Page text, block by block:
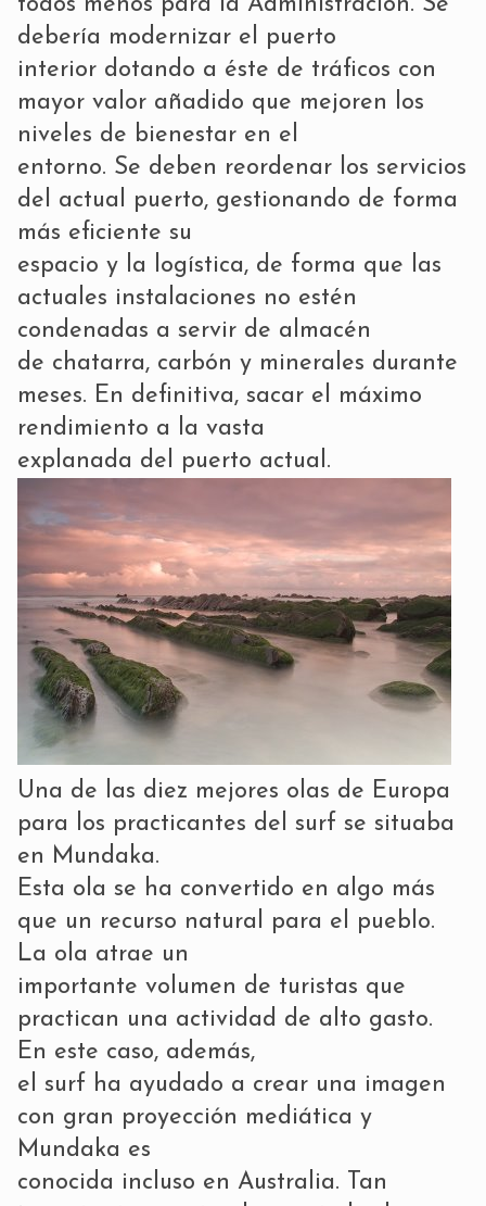
debería modernizar el puerto
interior dotando a éste de tráficos con
mayor valor añadido que mejoren los
niveles de bienestar en el
entorno. Se deben reordenar los servicios
del actual puerto, gestionando de forma
más eficiente su
espacio y la logística, de forma que las
actuales instalaciones no estén
condenadas a servir de almacén
de chatarra, carbón y minerales durante
meses. En definitiva, sacar el máximo
rendimiento a la vasta
explanada del puerto actual.
Una de las diez mejores olas de Europa
para los practicantes del surf se situaba
en Mundaka.
Esta ola se ha convertido en algo más
que un recurso natural para el pueblo.
La ola atrae un
importante volumen de turistas que
practican una actividad de alto gasto.
En este caso, además,
el surf ha ayudado a crear una imagen
con gran proyección mediática y
Mundaka es
conocida incluso en Australia. Tan